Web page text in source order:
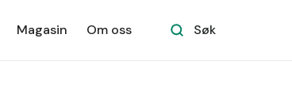
Magasin Om oss Søk